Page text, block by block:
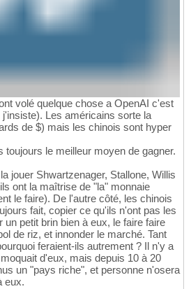
volé quelque chose a OpenAI c'est
Les américains sorte la
de $) mais les chinois sont hyper
toujours le meilleur moyen de gagner.
jouer Shwartzenager, Stallone, Willis
ont la maîtrise de "la" monnaie
le faire). De l'autre côté, les chinois
fait, copier ce qu'ils n'ont pas les
un petit brin bien à eux, le faire faire
de riz, et innonder le marché. Tant
feraient-ils autrement ? Il n'y a
d'eux, mais depuis 10 à 20
un "pays riche", et personne n'osera
eux.